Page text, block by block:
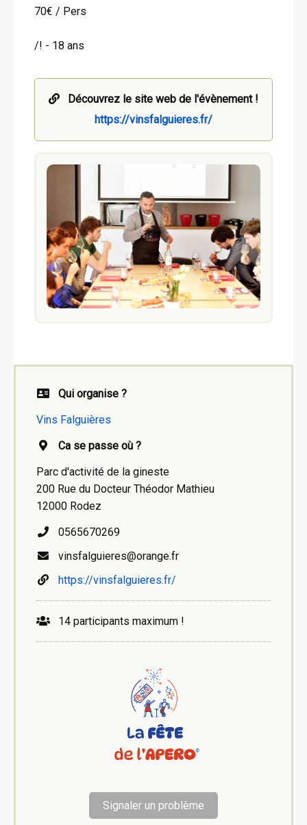
70€ / Pers
/! - 18 ans
Découvrez le site web de l'évènement !
https://vinsfalguieres.fr/
Qui organise ?
Vins Falguières
Ca se passe où ?
Parc d'activité de la gineste
200 Rue du Docteur Théodor Mathieu
12000 Rodez
0565670269
vinsfalguieres@orange.fr
https://vinsfalguieres.fr/
14 participants maximum !
Signaler un problème